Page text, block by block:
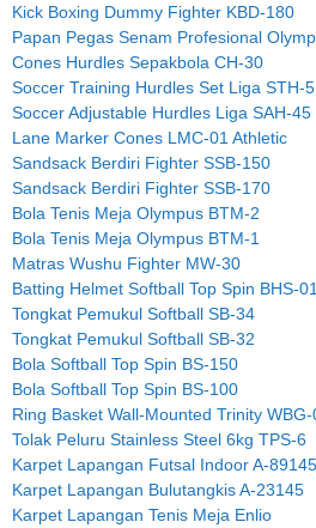
Kick Boxing Dummy Fighter KBD-180
Papan Pegas Senam Profesional
Cones Hurdles Sepakbola CH-30
Soccer Training Hurdles Set Liga STH-5
Soccer Adjustable Hurdles Liga SAH-45
Lane Marker Cones LMC-01 Athletic
Sandsack Berdiri Fighter SSB-150
Sandsack Berdiri Fighter SSB-170
Bola Tenis Meja Olympus BTM-2
Bola Tenis Meja Olympus BTM-1
Matras Wushu Fighter MW-30
Batting Helmet Softball Top Spin BHS-01
Tongkat Pemukul Softball SB-34
Tongkat Pemukul Softball SB-32
Bola Softball Top Spin BS-150
Bola Softball Top Spin BS-100
Ring Basket Wall-Mounted Trinity WBG-
Tolak Peluru Stainless Steel 6kg TPS-6
Karpet Lapangan Futsal Indoor A-89145
Karpet Lapangan Bulutangkis A-23145
Karpet Lapangan Tenis Meja Enlio